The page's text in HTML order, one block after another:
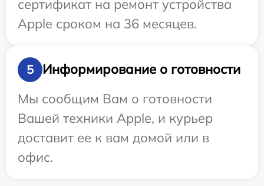
сертификат на ремонт устройства
Apple сроком на 36 месяцев.
5
Информирование о готовности
Мы сообщим Вам о готовности
Вашей техники Apple, и курьер
доставит ее к вам домой или в
офис.